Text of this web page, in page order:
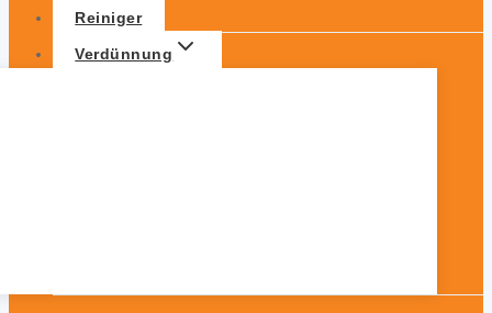
Reiniger
Verdünnung